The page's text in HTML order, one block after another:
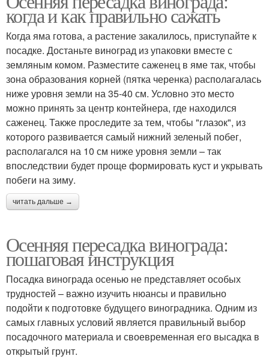
когда и как правильно сажать
Когда яма готова, а растение закалилось, приступайте к
посадке. Достаньте виноград из упаковки вместе с
земляным комом. Разместите саженец в яме так, чтобы
зона образования корней (пятка черенка) располагалась
ниже уровня земли на 35-40 см. Условно это место
можно принять за центр контейнера, где находился
саженец. Также проследите за тем, чтобы "глазок", из
которого развивается самый нижний зеленый побег,
располагался на 10 см ниже уровня земли – так
впоследствии будет проще формировать куст и укрывать
побеги на зиму.
читать дальше →
Осенняя пересадка винограда:
пошаговая инструкция
Посадка винограда осенью не представляет особых
трудностей – важно изучить нюансы и правильно
подойти к подготовке будущего виноградника. Одним из
самых главных условий является правильный выбор
посадочного материала и своевременная его высадка в
открытый грунт.